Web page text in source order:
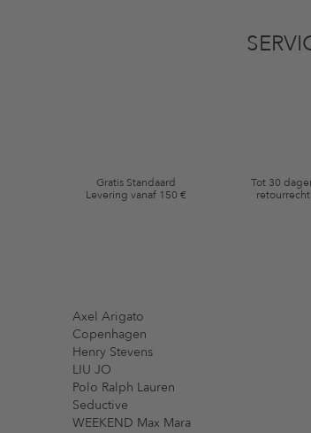
Gratis Standaard
Levering vanaf 150 €
Tot 30
retourrecht
Axel Arigato
Copenhagen
Henry Stevens
LIU JO
Polo Ralph Lauren
Seductive
WEEKEND Max Mara